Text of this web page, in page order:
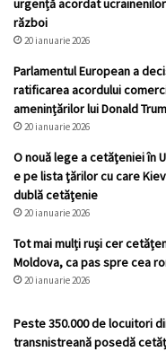
urgență acordat
război
20 ianuarie 2026
Parlamentul European a
ratificarea acordului
amenințărilor lui Donald
20 ianuarie 2026
O nouă lege a cetăţeniei în
e pe lista ţărilor cu care
dublă cetăţenie
20 ianuarie 2026
Tot mai mulți ruși cer
Moldova, ca pas spre cea
20 ianuarie 2026
Peste 350.000 de locuitori
transnistreană posedă